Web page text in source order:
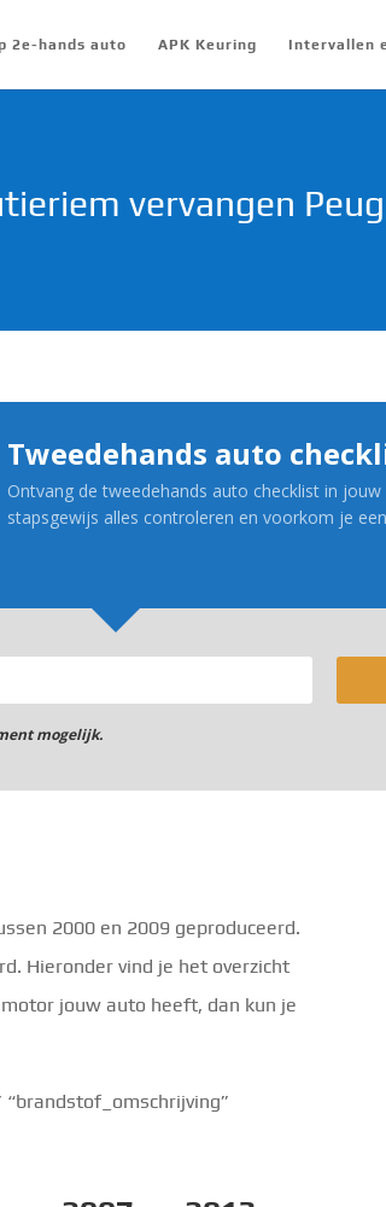
2e-hands auto APK Keuring Intervallen
vervangen
Tweedehands auto
Ontvang de tweedehands auto checklist in
stapsgewijs alles controleren en voorkom je
mogelijk.
2000 en 2009 geproduceerd.
Hieronder vind je het overzicht
jouw auto heeft, dan kun je
“brandstof_omschrijving”